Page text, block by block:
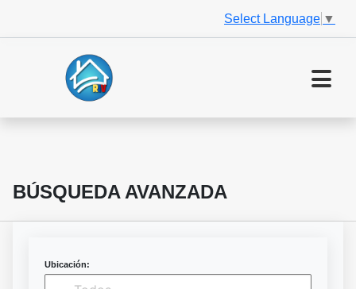
Select Language ▼
BÚSQUEDA AVANZADA
Ubicación: